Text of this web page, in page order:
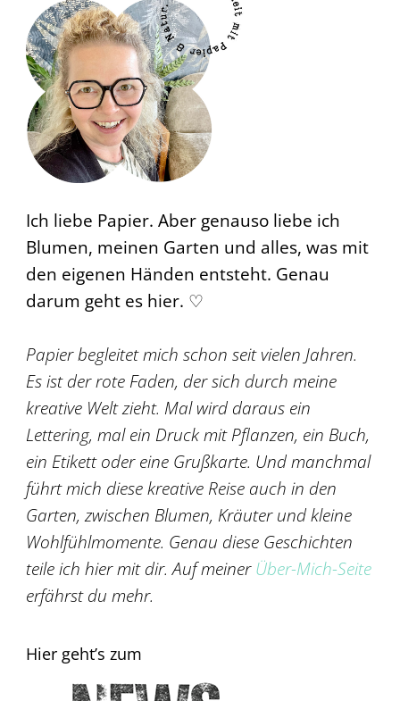
Ich liebe Papier. Aber genauso liebe ich
Blumen, meinen Garten und alles, was mit
den eigenen Händen entsteht. Genau
darum geht es hier. ♡
Papier begleitet mich schon seit vielen Jahren.
Es ist der rote Faden, der sich durch meine
kreative Welt zieht. Mal wird daraus ein
Lettering, mal ein Druck mit Pflanzen, ein Buch,
ein Etikett oder eine Grußkarte. Und manchmal
führt mich diese kreative Reise auch in den
Garten, zwischen Blumen, Kräuter und kleine
Wohlfühlmomente. Genau diese Geschichten
teile ich hier mit dir. Auf meinerÜber-Mich-Seite
erfährst du mehr.
Hier geht’s zum